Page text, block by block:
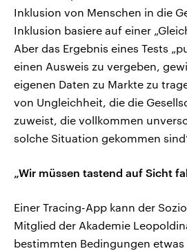
Inklusion von Menschen in die
Inklusion basiere auf einer
Aber das Ergebnis eines Tests
einen Ausweis zu vergeben,
eigenen Daten zu Markte zu
von Ungleichheit, die die
zuweist, die vollkommen
solche Situation gekommen
„Wir müssen tastend auf Sicht
Einer Tracing-App kann der
Mitglied der Akademie
bestimmten Bedingungen etwas